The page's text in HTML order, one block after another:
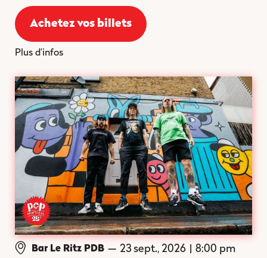
Achetez vos billets
Plus d'infos
Bar Le Ritz PDB — 23 sept., 2026 8:00 pm